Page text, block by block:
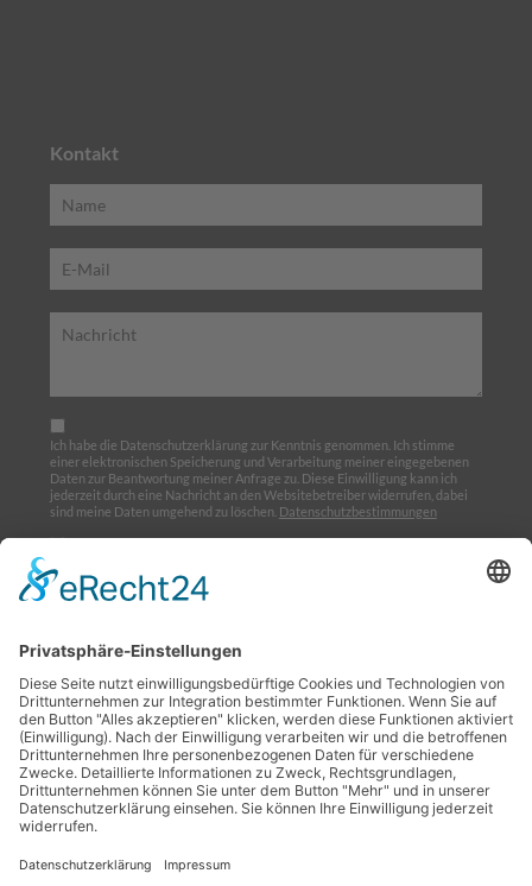
Kontakt
Ich habe die Datenschutzerklärung zur Kenntnis genommen. Ich stimme
einer elektronischen Speicherung und Verarbeitung meiner eingegebenen
Daten zur Beantwortung meiner Anfrage zu. Diese Einwilligung kann ich
jederzeit durch eine Nachricht an den Websitebetreiber widerrufen, dabei
sind meine Daten umgehend zu löschen. Datenschutzbestimmungen
Home
Über uns
Ausbildung
Termine
Links